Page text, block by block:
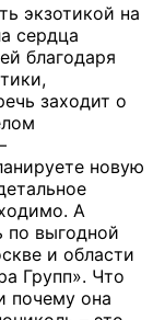
экзотикой на
сердца
благодаря
заходит о
новую
А
по выгодной
и области
Групп». Что
почему она